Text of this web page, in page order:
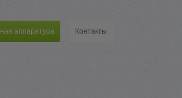
аппаратура Контакты